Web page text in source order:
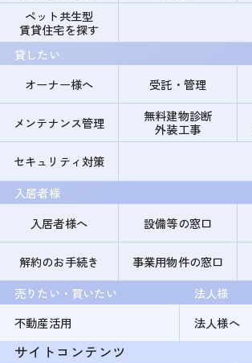
ペット共生型
賃貸住宅を探す
貸したい
オーナー様へ
受託・管理
メンテナンス管理
無料建物診断
外装工事
セキュリティ対策
入居者様
入居者様へ
設備等の窓口
解約のお手続き
事業用物件の窓口
売りたい・買いたい
不動産活用
法人様
法人様へ
サイトコンテンツ